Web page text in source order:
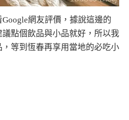
網友評價，據說這邊的
點個飲品與小品就好，所以我
等到恆春再享用當地的必吃小